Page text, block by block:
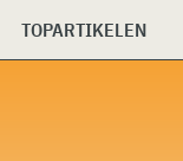
TOPARTIKELEN